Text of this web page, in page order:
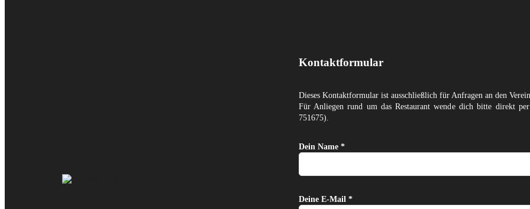
Kontaktformular
Dieses Kontaktformular ist ausschließlich für Anfragen an den Verein
Für Anliegen rund um das Restaurant wende dich bitte direkt
751675).
Dein Name *
Deine E-Mail *